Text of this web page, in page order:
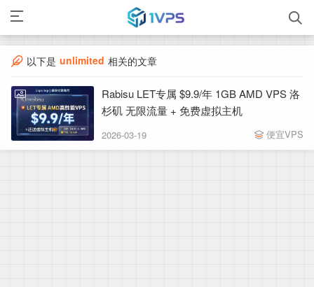
以下是 unlimited 相关的文章
Rabisu LET专属 $9.9/年 1GB AMD VPS 洛
杉矶 无限流量 + 免费虚拟主机
2026-03-19 便宜VPS